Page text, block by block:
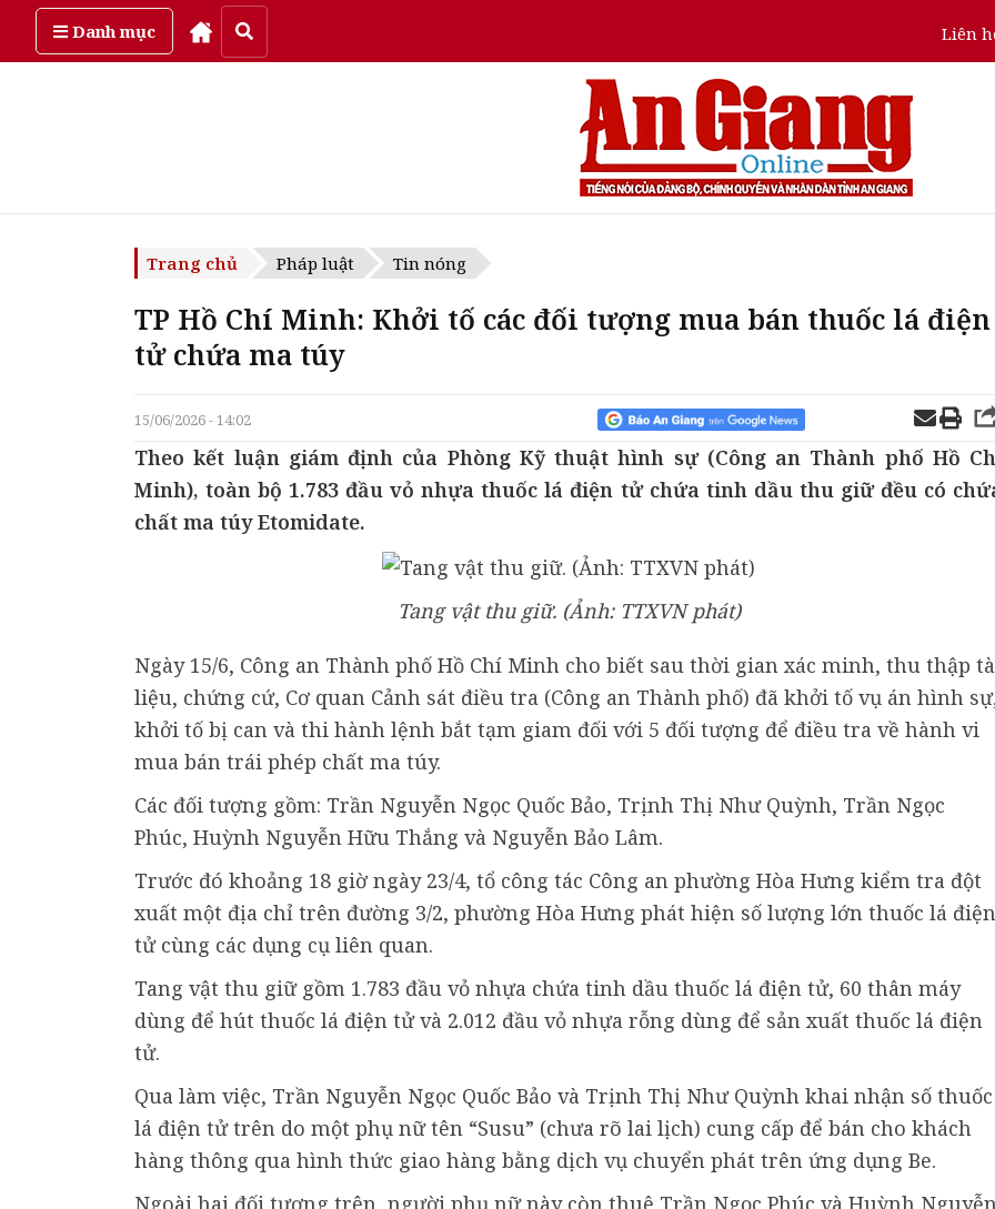
Danh mục Liên
Thứ bảy, ngày 8/08/2026
Trang chủ Pháp luật Tin nóng
TP Hồ Chí Minh: Khởi tố các đối tượng mua bán thuốc lá điện
tử chứa ma túy
15/06/2026 - 14:02
Theo kết luận giám định của Phòng Kỹ thuật hình sự (Công an Thành phố Hồ
Minh), toàn bộ 1.783 đầu vỏ nhựa thuốc lá điện tử chứa tinh dầu thu giữ đều có
chất ma túy Etomidate.
Tang vật thu giữ. (Ảnh: TTXVN phát)
Ngày 15/6, Công an Thành phố Hồ Chí Minh cho biết sau thời gian xác minh, thu thập
liệu, chứng cứ, Cơ quan Cảnh sát điều tra (Công an Thành phố) đã khởi tố vụ án hình
khởi tố bị can và thi hành lệnh bắt tạm giam đối với 5 đối tượng để điều tra về hành vi
mua bán trái phép chất ma túy.
Các đối tượng gồm: Trần Nguyễn Ngọc Quốc Bảo, Trịnh Thị Như Quỳnh, Trần Ngọc
Phúc, Huỳnh Nguyễn Hữu Thắng và Nguyễn Bảo Lâm.
Trước đó khoảng 18 giờ ngày 23/4, tổ công tác Công an phường Hòa Hưng kiểm tra đột
xuất một địa chỉ trên đường 3/2, phường Hòa Hưng phát hiện số lượng lớn thuốc lá điện
tử cùng các dụng cụ liên quan.
Tang vật thu giữ gồm 1.783 đầu vỏ nhựa chứa tinh dầu thuốc lá điện tử, 60 thân máy
dùng để hút thuốc lá điện tử và 2.012 đầu vỏ nhựa rỗng dùng để sản xuất thuốc lá điện
tử.
Qua làm việc, Trần Nguyễn Ngọc Quốc Bảo và Trịnh Thị Như Quỳnh khai nhận số thuốc
lá điện tử trên do một phụ nữ tên “Susu” (chưa rõ lai lịch) cung cấp để bán cho khách
hàng thông qua hình thức giao hàng bằng dịch vụ chuyển phát trên ứng dụng Be.
Ngoài hai đối tượng trên, người phụ nữ này còn thuê Trần Ngọc Phúc và Huỳnh